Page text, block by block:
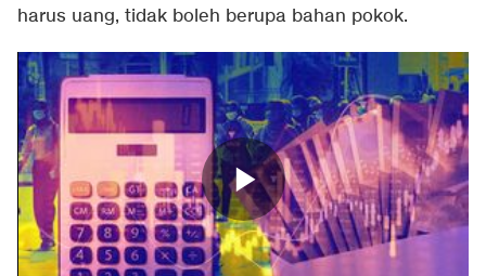
harus uang, tidak boleh berupa bahan pokok.